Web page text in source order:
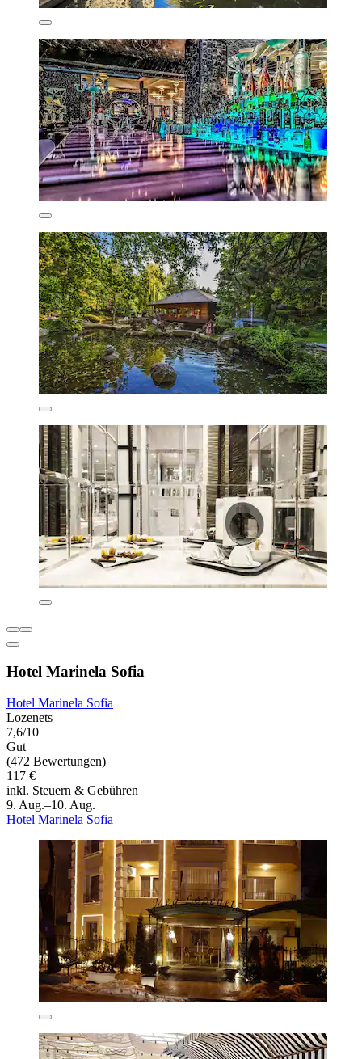
Hotel Marinela Sofia
Hotel Marinela Sofia
Lozenets
7,6/10
Gut
(472 Bewertungen)
117 €
inkl. Steuern & Gebühren
9. Aug.–10. Aug.
Hotel Marinela Sofia